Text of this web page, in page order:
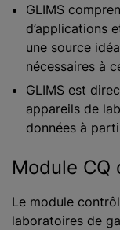
GLIMS
d’applications
une source
nécessaires à
GLIMS est
appareils de
données à
Module CQ
Le module
laboratoires de